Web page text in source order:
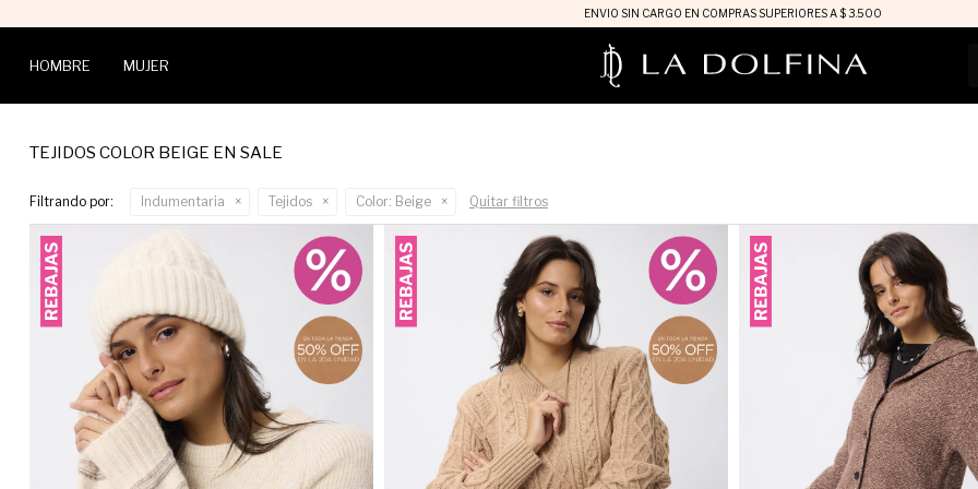
ENVIO SIN CARGO EN COMPRAS SUPERIORES A $ 3.500
HOMBRE MUJER
TEJIDOS COLOR BEIGE EN SALE
Filtrando por: Indumentaria Tejidos Color: Beige Quitar filtros